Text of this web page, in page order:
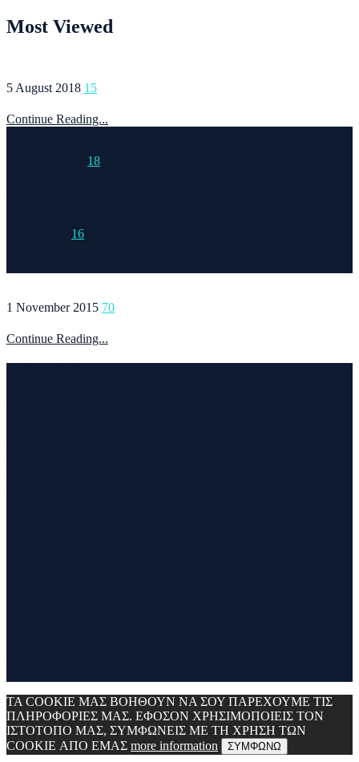
Most Viewed
5 August 2018 15
Continue Reading...
18
16
1 November 2015 70
Continue Reading...
ΤΑ COOKIE ΜΑΣ ΒΟΗΘΟΥΝ ΝΑ ΣΟΥ ΠΑΡΕΧΟΥΜΕ ΤΙΣ
ΠΛΗΡΟΦΟΡΙΕΣ ΜΑΣ. ΕΦΟΣΟΝ ΧΡΗΣΙΜΟΠΟΙΕΙΣ ΤΟΝ
ΙΣΤΟΤΟΠΟ ΜΑΣ, ΣΥΜΦΩΝΕΙΣ ΜΕ ΤΗ ΧΡΗΣΗ ΤΩΝ
COOKIE ΑΠΟ ΕΜΑΣ more information ΣΥΜΦΩΝΩ